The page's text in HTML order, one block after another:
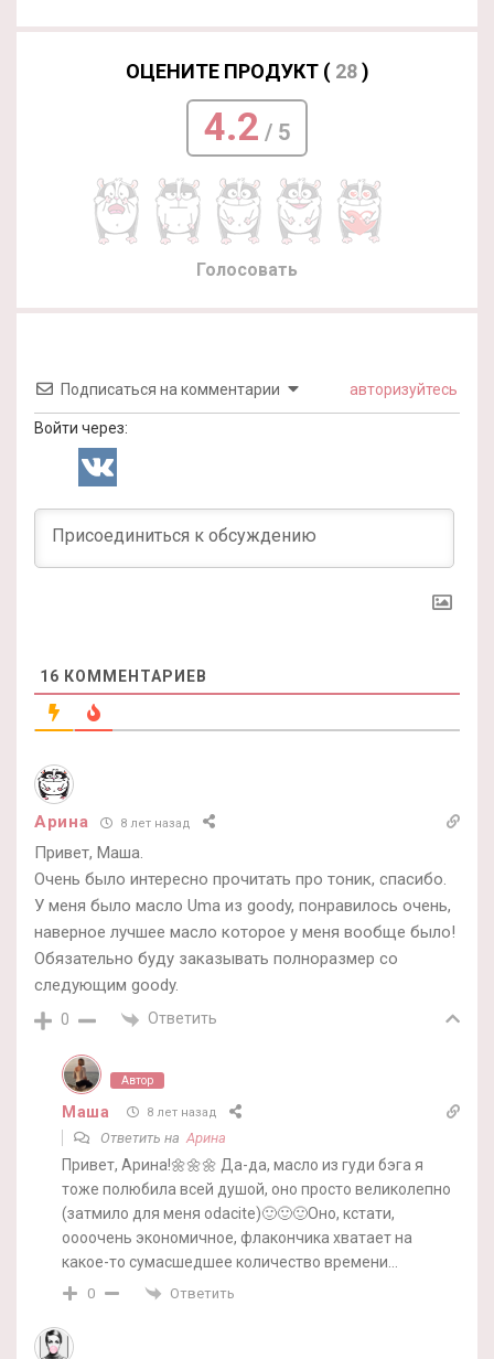
ОЦЕНИТЕ ПРОДУКТ ( 28)
4.2 / 5
Голосовать
Подписаться на комментарии авторизуйтесь
Войти через:
16 КОММЕНТАРИЕВ
Арина 8 лет назад
Привет, Маша.
Очень было интересно прочитать про тоник, спасибо.
У меня было масло Uma из goody, понравилось очень,
наверное лучшее масло которое у меня вообще было!
Обязательно буду заказывать полноразмер со
следующим goody.
0 Ответить
Автор
Маша 8 лет назад
Ответить на Арина
Привет, Арина!🌼🌼🌼 Да-да, масло из гуди бэга я
тоже полюбила всей душой, оно просто великолепно
(затмило для меня odacite)🙂🙂🙂Оно, кстати,
оооочень экономичное, флакончика хватает на
какое-то сумасшедшее количество времени…
0 Ответить